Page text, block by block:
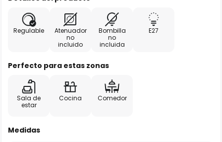
Regulable
Atenuador
no
incluido
Bombilla
no
incluida
E27
Perfecto para estas zonas
Sala de
estar
Cocina Comedor
Medidas